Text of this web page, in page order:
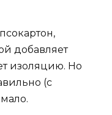
добавляет
изоляцию. Но
(с